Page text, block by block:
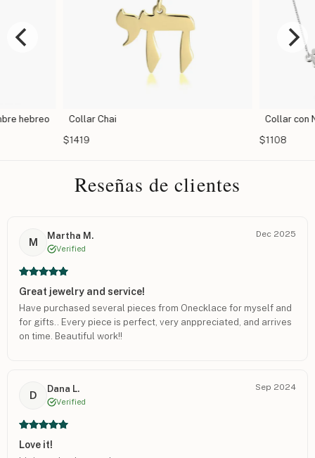
Collar con
$1108
hebreo
Collar Chai
$1419
Reseñas de clientes
M
Martha M.
Verified
Dec 2025
Great jewelry and service!
Have purchased several pieces from Onecklace for myself and
for gifts.. Every piece is perfect, very anppreciated, and arrives
on time. Beautiful work!!
D
Dana L.
Verified
Sep 2024
Love it!